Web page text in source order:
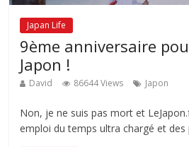
Japan Life
9ème anniversaire
Japon !
David 86644 Views Japon
Non, je ne suis pas mort et
emploi du temps ultra chargé et des